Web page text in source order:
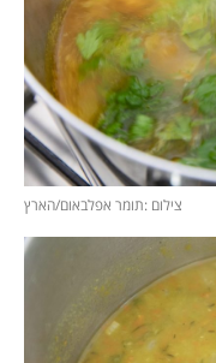
צילום :תומר אפלבאום/הארץ